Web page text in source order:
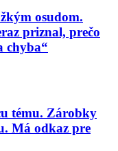
osudom.
priznal, prečo
chyba“
tému. Zárobky
Má odkaz pre